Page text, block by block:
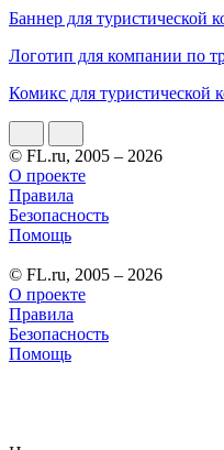
Баннер для туристической
Логотип для компании по
Комикс для туристической
© FL.ru, 2005 – 2026
О проекте
Правила
Безопасность
Помощь
© FL.ru, 2005 – 2026
О проекте
Правила
Безопасность
Помощь